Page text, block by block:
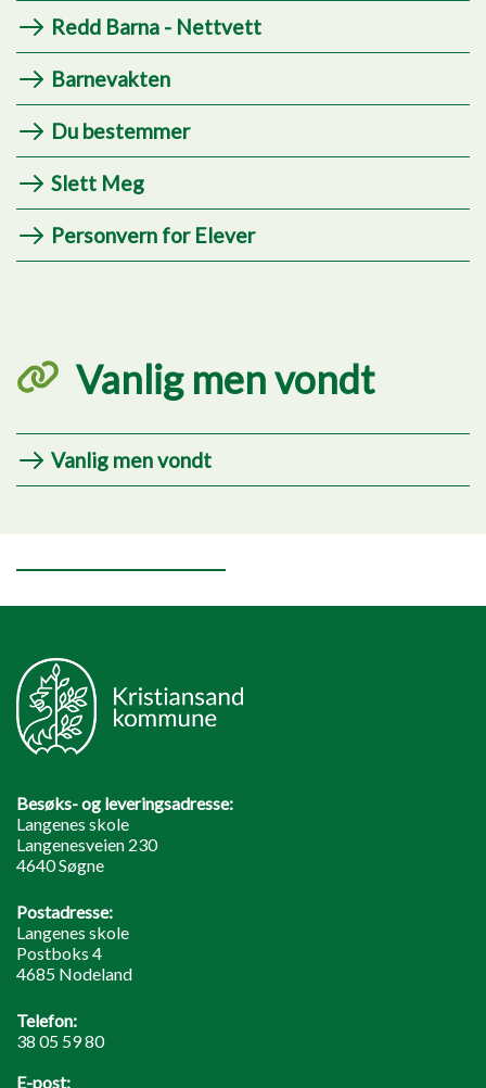
Redd Barna - Nettvett
Barnevakten
Du bestemmer
Slett Meg
Personvern for Elever
Vanlig men vondt
Vanlig men vondt
Besøks- og leveringsadresse:
Langenes skole
Langenesveien 230
4640 Søgne
Postadresse:
Langenes skole
Postboks 4
4685 Nodeland
Telefon:
38 05 59 80
E-post: